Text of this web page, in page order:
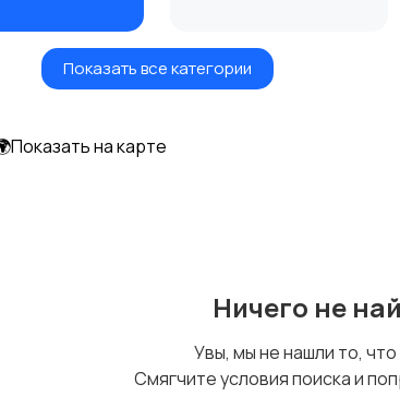
и видеоняни Товары для мам
Показать все категории
на карте
Ничего не
Увы, мы не нашли то, что
Смягчите условия поиска и